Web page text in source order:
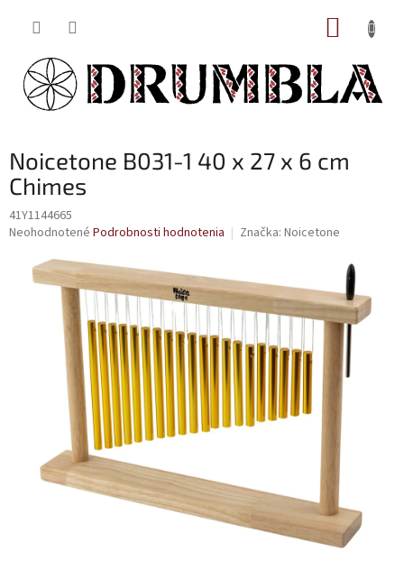
Noicetone B031-1 40 x 27 x 6 cm
Chimes
41Y1144665
Priemerné
produktu
hviezdičiek.
Neohodnotené Podrobnosti hodnotenia Značka: Noicetone